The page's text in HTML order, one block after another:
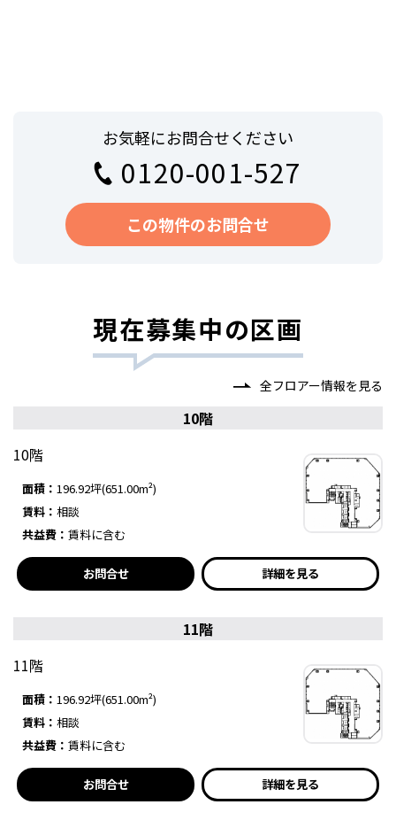
お気軽にお問合せください
0120-001-527
この物件のお問合せ
現在募集中の区画
全フロアー情報を見る
10階
10階
面積： 196.92坪(651.00m²)
賃料： 相談
共益費： 賃料に含む
お問合せ 詳細を見る
11階
11階
面積： 196.92坪(651.00m²)
賃料： 相談
共益費： 賃料に含む
お問合せ 詳細を見る